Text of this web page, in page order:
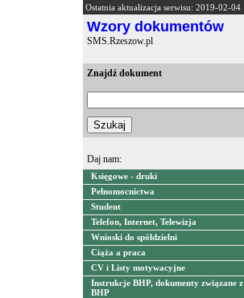
Ostatnia aktualizacja serwisu: 2019-02-04
Wzory dokumentów
SMS.Rzeszow.pl
Znajdź dokument
Daj nam:
Księgowe - druki
Pełnomocnictwa
Student
Telefon, Internet, Telewizja
Wnioski do spółdzielni
Ciąża a praca
CV i Listy motywacyjne
Instrukcje BHP, dokumenty związane z
BHP